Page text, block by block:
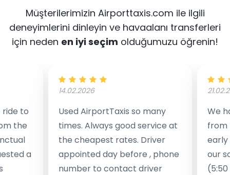
Müşterilerimizin Airporttaxis.com ile ilgili
deneyimlerini dinleyin ve havaalanı transferleri
için neden en iyi seçim olduğumuzu öğrenin!
to
the
a
14.02.2026
Used AirportTaxis so many
times. Always good service at
the cheapest rates. Driver
appointed day before , phone
number to contact driver
We
from
early
our